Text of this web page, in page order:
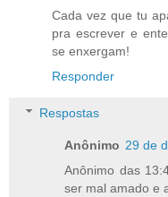
Cada vez que tu
pra escrever e
se enxergam!
Responder
Respostas
Anônimo 29 de
Anônimo das
ser mal amado e